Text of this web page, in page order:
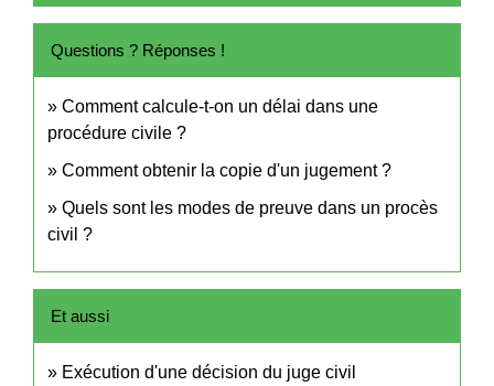
Questions ? Réponses !
Comment calcule-t-on un délai dans une
procédure civile ?
Comment obtenir la copie d'un jugement ?
Quels sont les modes de preuve dans un procès
civil ?
Et aussi
Exécution d'une décision du juge civil